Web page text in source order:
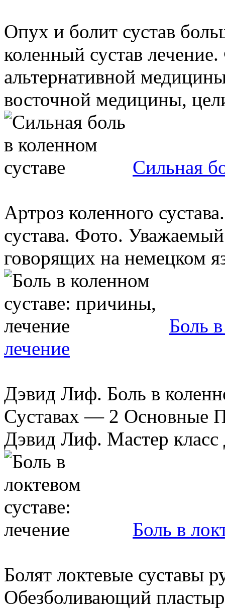
Опух и болит сустав
коленный сустав
альтернативной
восточной медицины,
Сильная
Артроз коленного
сустава. Фото.
говорящих на немецком
Боль
лечение
Дэвид Лиф. Боль в
Суставах — 2 Основные
Дэвид Лиф. Мастер класс
Боль в
Болят локтевые суставы
Обезболивающий